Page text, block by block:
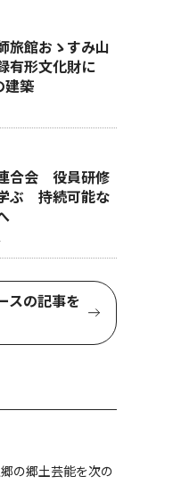
旅館おゝすみ山
有形文化財に
建築
合会 役員研修
ぶ 持続可能な
スの記事を
郷の郷土芸能を次の